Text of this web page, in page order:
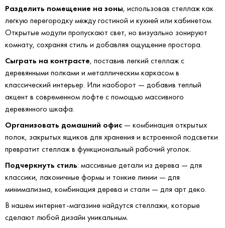
Разделить помещение на зоны, использовав стеллаж как
легкую перегородку между гостиной и кухней или кабинетом.
Открытые модули пропускают свет, но визуально зонируют
комнату, сохраняя стиль и добавляя ощущение простора.
Сыграть на контрасте, поставив легкий стеллаж с
деревянными полками и металлическим каркасом в
классический интерьер. Или наоборот — добавив теплый
акцент в современном лофте с помощью массивного
деревянного шкафа.
Организовать домашний офис — комбинация открытых
полок, закрытых ящиков для хранения и встроенной подсветки
превратит стеллаж в функциональный рабочий уголок.
Подчеркнуть стиль: массивные детали из дерева — для
классики, лаконичные формы и тонкие линии — для
минимализма, комбинация дерева и стали — для арт деко.
В нашем интернет-магазине найдутся стеллажи, которые
сделают любой дизайн уникальным.